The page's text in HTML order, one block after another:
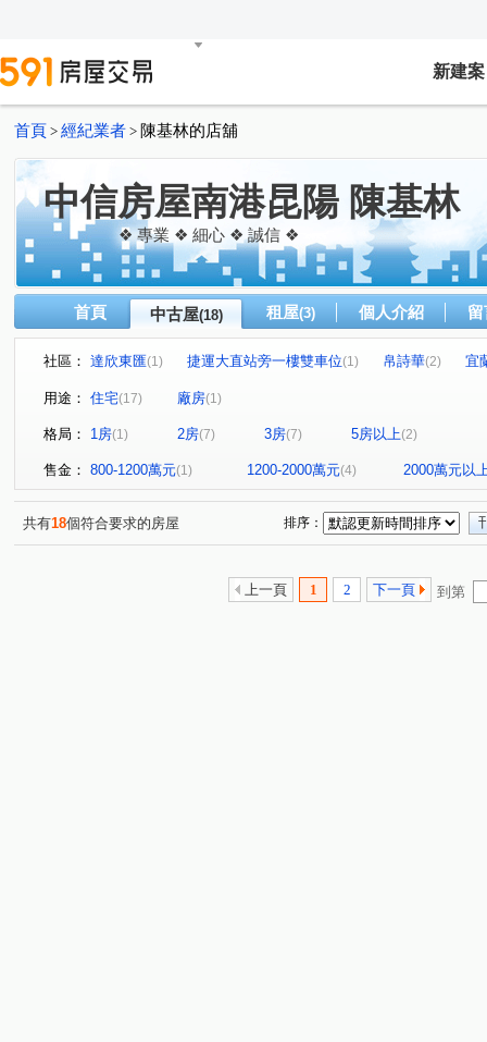
新建案
首頁 > 經紀業者 > 陳基林的店舖
中信房屋南港昆陽 陳基林
❖ 專業 ❖ 細心 ❖ 誠信 ❖
首頁 中古屋(18) 租屋(3) 個人介紹
社區： 達欣東匯(1) 捷運大直站旁一樓雙車位(1) 帛詩華(2)
宜
鼎藏大硯二期
(1)
捷運市政府站超值華廈
港東街 八德路四段
昆陽街(1) 車路頭三路 (1) 青山一街(2) 建國北路二段(1)
東新街(1) 興南街(1) 福德一路(1) 內湖路一段(1)
福
永吉路(1)
用途： 住宅(17) 廠房(1)
格局： 1房(1) 2房(7) 3房(7) 5房以上(2)
售金： 800-1200萬元(1) 1200-2000萬元(4) 2000萬元以
共有18個符合要求的房屋 排序：
上一頁 1 2 下一頁 到第